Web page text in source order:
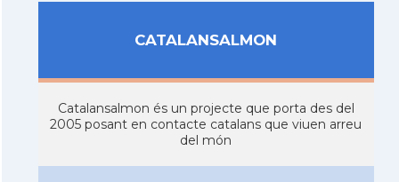
CATALANSALMON
Catalansalmon és un projecte que porta des del
2005 posant en contacte catalans que viuen arreu
del món